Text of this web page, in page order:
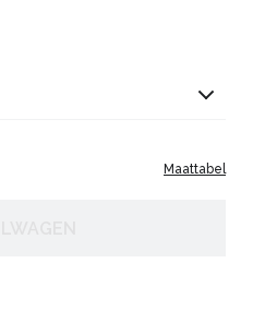
Maattabel